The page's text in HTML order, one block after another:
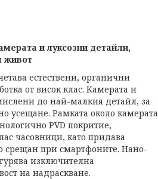
и луксозни детайли,
живот
естествени, органични
от висок клас. Камерата и
до най-малкия детайл, за
усещане. Рамката около камерата
PVD покритие,
часовници, като придава
срещан при смартфоните. Нано-
изключителна
на надраскване.